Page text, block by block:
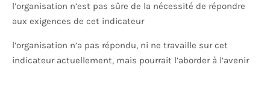
l’organisation n’est pas sûre de la nécessité de répondre
aux exigences de cet indicateur
l’organisation n’a pas répondu, ni ne travaille sur cet
indicateur actuellement, mais pourrait l’aborder à l’avenir